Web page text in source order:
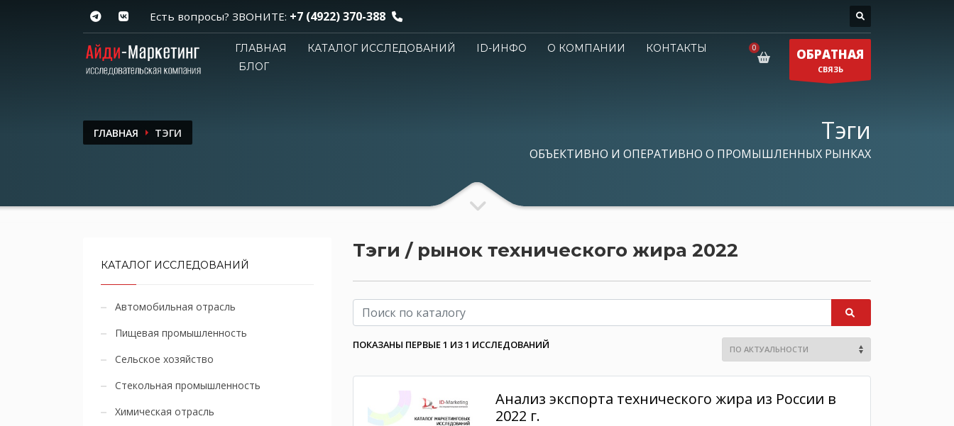
Есть вопросы? ЗВОНИТЕ: +7 (4922) 370-388
ГЛАВНАЯ КАТАЛОГ ИССЛЕДОВАНИЙ ID-ИНФО О КОМПАНИИ
КОНТАКТЫ
БЛОГ
ОБРАТНАЯ
СВЯЗЬ
ГЛАВНАЯ ТЭГИ Тэги
ОБЪЕКТИВНО И ОПЕРАТИВНО О ПРОМЫШЛЕННЫХ РЫНКАХ
Тэги / рынок технического жира 2022
ПОКАЗАНЫ ПЕРВЫЕ 1 ИЗ 1 ИССЛЕДОВАНИЙ
Анализ экспорта технического жира из России в
2022 г.
КАТАЛОГ ИССЛЕДОВАНИЙ
Автомобильная отрасль
Пищевая промышленность
Сельское хозяйство
Стекольная промышленность
Химическая отрасль